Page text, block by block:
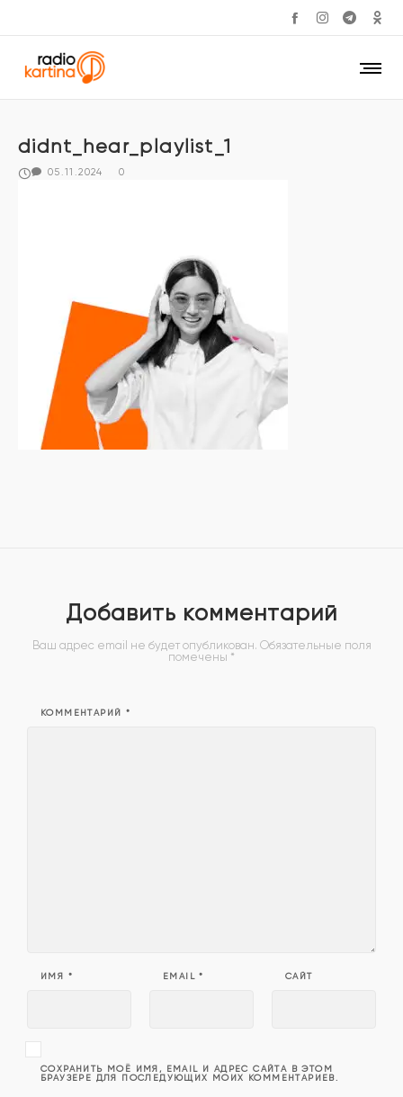
didnt_hear_playlist_1
05.11.2024 0
Добавить комментарий
Ваш адрес email не будет опубликован. Обязательные поля
помечены *
КОММЕНТАРИЙ *
ИМЯ * EMAIL* САЙТ
СОХРАНИТЬ МОЁ ИМЯ, EMAIL И АДРЕС САЙТА В ЭТОМ
БРАУЗЕРЕ ДЛЯ ПОСЛЕДУЮЩИХ МОИХ КОММЕНТАРИЕВ.